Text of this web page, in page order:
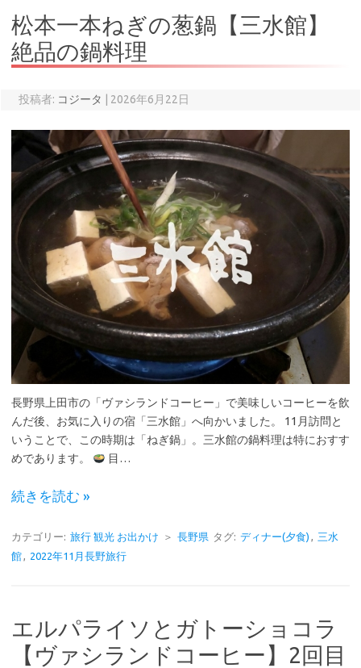
松本一本ねぎの葱鍋【三水館】
絶品の鍋料理
投稿者: コジータ 2026年6月22日
長野県上田市の「ヴァシランドコーヒー」で美味しいコーヒーを飲
んだ後、お気に入りの宿「三水館」へ向かいました。 11月訪問と
いうことで、この時期は「ねぎ鍋」。三水館の鍋料理は特におすす
めであります。
目…
続きを読む »
カテゴリー: 旅行 観光 お出かけ ＞ 長野県 タグ: ディナー(夕食) , 三水
館, 2022年11月長野旅行
エルパライソとガトーショコラ
【ヴァシランドコーヒー】2回目